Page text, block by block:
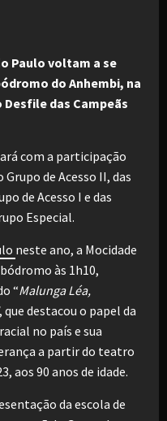
Paulo voltam a se
do Anhembi, na
das Campeãs
com a participação
de Acesso II, das
de Acesso I e das
Especial.
neste ano, a Mocidade
às 1h10,
“Malunga Léa,
, que destacou o papel da
no país e sua
a partir do teatro
aos 90 anos de idade.
da escola de